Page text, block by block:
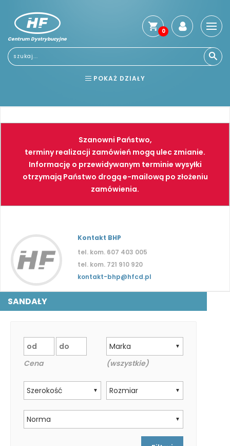
Centrum Dystrybucyjne
0
POKAŻ DZIAŁY
NARZĘDZIA SPAWALNICTWO
FARBY PNEUMATYKA
Szanowni Państwo,
terminy realizacji zamówień mogą ulec zmianie.
Informację o przewidywanym terminie wysyłki
otrzymają Państwo drogą e-mailową po złożeniu
zamówienia.
Kontakt BHP
tel. kom. 607 403 005
tel. kom. 721 910 920
kontakt-bhp@hfcd.pl
SANDAŁY
Cena
▼
Marka
(wszystkie)
▼
Szerokość ▼
Rozmiar
▼
Norma